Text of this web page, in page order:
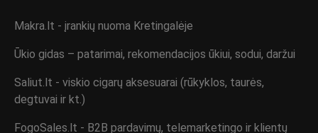
Makra.lt - įrankių nuoma Kretingalėje
Ūkio gidas – patarimai, rekomendacijos ūkiui, sodui, daržui
Saliut.lt - viskio cigarų aksesuarai (rūkyklos, taurės,
degtuvai ir kt.)
FogoSales.lt - B2B pardavimų, telemarketingo ir klientų